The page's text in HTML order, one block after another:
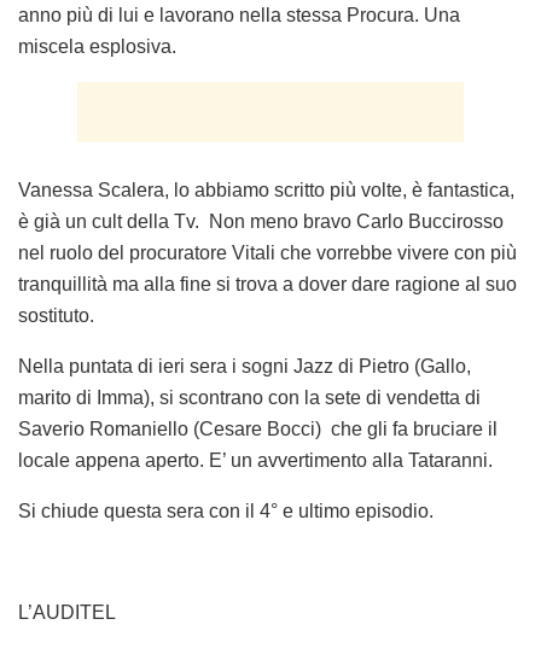
anno più di lui e lavorano nella stessa Procura. Una
miscela esplosiva.
Vanessa Scalera, lo abbiamo scritto più volte, è fantastica,
è già un cult della Tv. Non meno bravo Carlo Buccirosso
nel ruolo del procuratore Vitali che vorrebbe vivere con più
tranquillità ma alla fine si trova a dover dare ragione al suo
sostituto.
Nella puntata di ieri sera i sogni Jazz di Pietro (Gallo,
marito di Imma), si scontrano con la sete di vendetta di
Saverio Romaniello (Cesare Bocci) che gli fa bruciare il
locale appena aperto. E’ un avvertimento alla Tataranni.
Si chiude questa sera con il 4° e ultimo episodio.
L’AUDITEL